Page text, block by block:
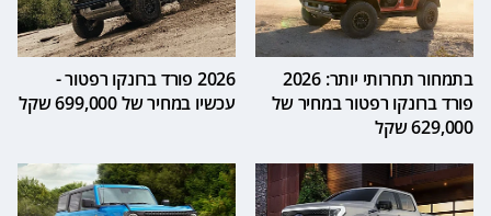
בתמחור תחרותי יותר: 2026
פורד ברונקו רפטור במחיר של
629,000 שקל
2026 פורד ברונקו רפטור -
עכשיו במחיר של 699,000 שקל